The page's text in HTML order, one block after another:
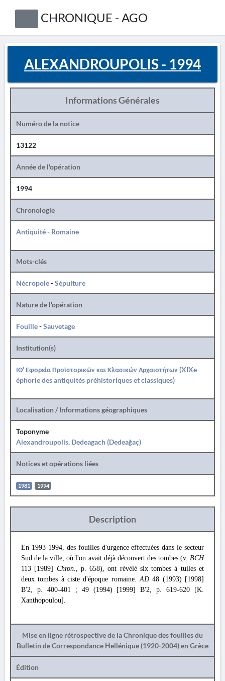
CHRONIQUE - AGO
ALEXANDROUPOLIS - 1994
Informations Générales
Numéro de la notice
13122
Année de l'opération
1994
Chronologie
Antiquité- Romaine
Mots-clés
Nécropole-Sépulture
Nature de l'opération
Fouille-Sauvetage
Institution(s)
ΙΘ' Εφορεία Προϊστορικών και Κλασικών Αρχαιοτήτων (XIXe
éphorie des antiquités préhistoriques et classiques)
Localisation / Informations géographiques
Toponyme
Alexandroupolis, Dedeagach (Dedeağaç)
Notices et opérations liées
1981 1994
Description
En 1993-1994, des fouilles d'urgence effectuées dans le secteur
Sud de la ville, où l'on avait déjà découvert des tombes (v. BCH
113 [1989] Chron., p. 658), ont révélé six tombes à tuiles et
deux tombes à ciste d'époque romaine.AD 48 (1993) [1998]
B'2, p. 400-401 ; 49 (1994) [1999] B'2, p. 619-620 [K.
Xanthopoulou].
Mise en ligne rétrospective de la Chronique des fouilles du
Bulletin de Correspondance Hellénique (1920-2004) en Grèce
Édition